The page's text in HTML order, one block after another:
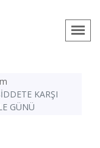
KARŞI
GÜNÜ